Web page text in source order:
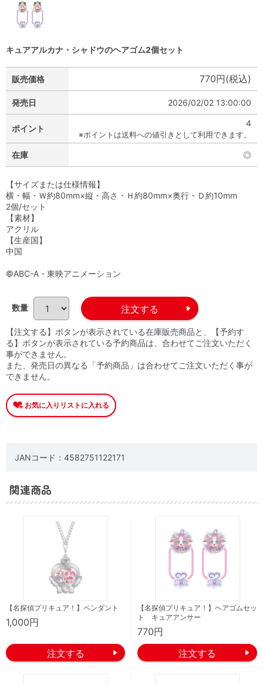
キュアアルカナ・シャドウのヘアゴム2個セット
販売価格 770円(税込)
発売日 2026/02/02 13:00:00
ポイント
4
※ポイントは送料への値引きとして利用できます。
在庫 ◎
【サイズまたは仕様情報】
横・幅・Ｗ約80mm×縦・高さ・Ｈ約80mm×奥行・Ｄ約10mm
2個/セット
【素材】
アクリル
【生産国】
中国
©ABC-A・東映アニメーション
数量
【注文する】ボタンが表示されている在庫販売商品と、【予約す
る】ボタンが表示されている予約商品は、合わせてご注文いただく
事ができません。
また、発売日の異なる「予約商品」は合わせてご注文いただく事が
できません。
JANコード：4582751122171
関連商品
【名探偵プリキュア！】ペンダント
1,000円
【名探偵プリキュア！】ヘアゴムセッ
ト キュアアンサー
770円